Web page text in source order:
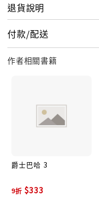
退貨說明
付款/配送
作者相關書籍
爵士巴哈 3
9折 $333